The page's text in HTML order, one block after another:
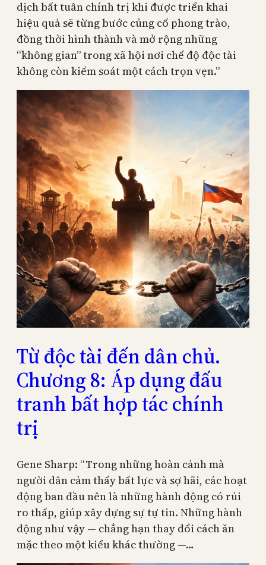
dịch bất tuân chính trị khi được triển khai
hiệu quả sẽ từng bước củng cố phong trào,
đồng thời hình thành và mở rộng những
“không gian” trong xã hội nơi chế độ độc tài
không còn kiểm soát một cách trọn vẹn.”
Từ độc tài đến dân chủ.
Chương 8: Áp dụng đấu
tranh bất hợp tác chính
trị
Gene Sharp: “Trong những hoàn cảnh mà
người dân cảm thấy bất lực và sợ hãi, các hoạt
động ban đầu nên là những hành động có rủi
ro thấp, giúp xây dựng sự tự tin. Những hành
động như vậy — chẳng hạn thay đổi cách ăn
mặc theo một kiểu khác thường —…